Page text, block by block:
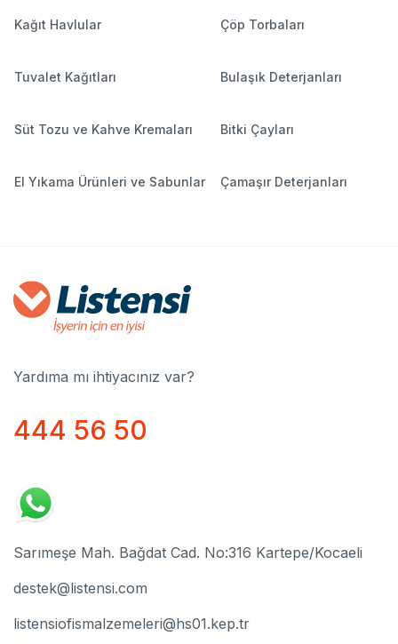
Kağıt Havlular Çöp Torbaları
Tuvalet Kağıtları Bulaşık Deterjanları
Süt Tozu ve Kahve Kremaları Bitki Çayları
El Yıkama Ürünleri ve Sabunlar Çamaşır Deterjanları
Yardıma mı ihtiyacınız var?
444 56 50
Sarımeşe Mah. Bağdat Cad. No:316 Kartepe/Kocaeli
destek@listensi.com
listensiofismalzemeleri@hs01.kep.tr